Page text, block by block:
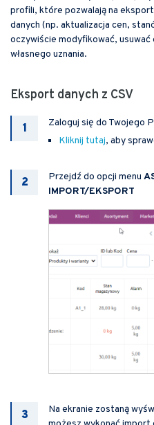
profili, które pozwalają na
danych (np. aktualizacja cen,
oczywiście modyfikować, usuwać
własnego uznania.
Eksport danych z CSV
Zaloguj się do Twojego
Kliknij tutaj, aby
Przejdź do opcji menu
IMPORT/EKSPORT
Na ekranie zostaną